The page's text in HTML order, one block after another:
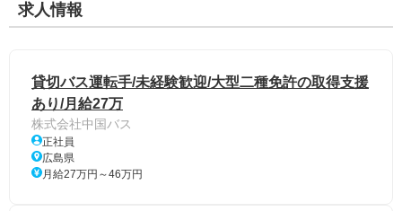
求人情報
貸切バス運転手/未経験歓迎/大型二種免許の取得支援
あり/月給27万
株式会社中国バス
正社員
広島県
月給27万円～46万円